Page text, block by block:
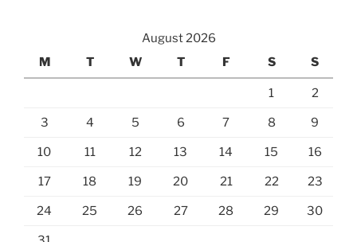
August 2026
M
T W T F S S
1 2
3 4 5 6 7 8 9
10 11 12 13 14 15 16
17 18 19 20 21 22 23
24 25 26 27 28 29 30